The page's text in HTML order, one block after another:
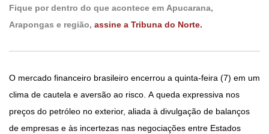
Fique por dentro do que acontece em Apucarana,
Arapongas e região, assine a Tribuna do Norte.
O mercado financeiro brasileiro encerrou a quinta-feira (7) em um
clima de cautela e aversão ao risco. A queda expressiva nos
preços do petróleo no exterior, aliada à divulgação de balanços
de empresas e às incertezas nas negociações entre Estados